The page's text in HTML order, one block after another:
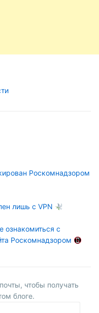
Роскомнадзором
лишь с VPN
ознакомиться с
Роскомнадзором
чтобы получать
блоге.